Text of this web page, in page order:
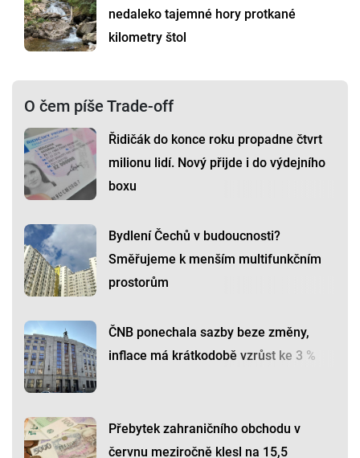
nedaleko tajemné hory protkané
kilometry štol
O čem píše Trade-off
Řidičák do konce roku propadne čtvrt
milionu lidí. Nový přijde i do výdejního
boxu
Bydlení Čechů v budoucnosti?
Směřujeme k menším multifunkčním
prostorům
ČNB ponechala sazby beze změny,
inflace má krátkodobě vzrůst ke 3 %
Přebytek zahraničního obchodu v
červnu meziročně klesl na 15,5